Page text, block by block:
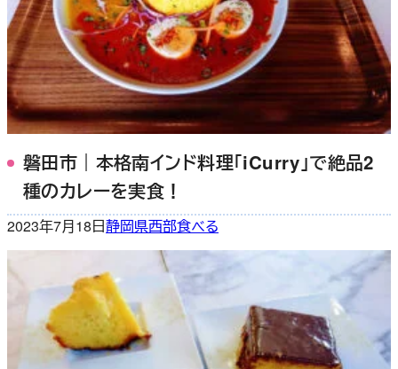
磐田市｜本格南インド料理「iCurry」で絶品2
種のカレーを実食！
2023年7月18日静岡県西部食べる